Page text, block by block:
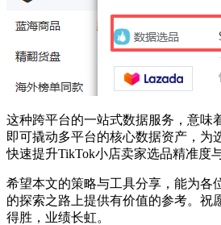
这种跨平台的一站式数据服务，意味
即可撬动多平台的核心数据资产，为
快速提升TikTok小店卖家选品精准度
希望本文的策略与工具分享，能为各
的探索之路上提供有价值的参考。祝
得胜，业绩长虹。